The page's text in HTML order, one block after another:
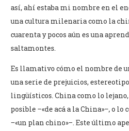
así, ahí estaba mi nombre en el
una cultura milenaria como la
cuarenta y pocos aún es una
saltamontes.
Es llamativo cómo el nombre de
una serie de prejuicios,
lingüísticos. China como lo
posible –«de acá a la China»–, o
–«un plan chino»–. Este último